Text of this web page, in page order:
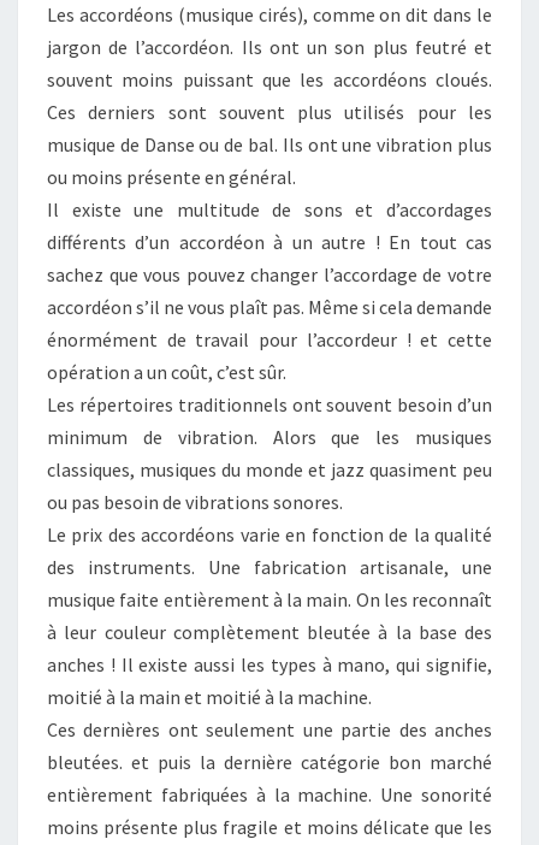
Les accordéons (musique cirés), comme on dit dans le
jargon de l’accordéon. Ils ont un son plus feutré et
souvent moins puissant que les accordéons cloués.
Ces derniers sont souvent plus utilisés pour les
musique de Danse ou de bal. Ils ont une vibration plus
ou moins présente en général.
Il existe une multitude de sons et d’accordages
différents d’un accordéon à un autre ! En tout cas
sachez que vous pouvez changer l’accordage de votre
accordéon s’il ne vous plaît pas. Même si cela demande
énormément de travail pour l’accordeur ! et cette
opération a un coût, c’est sûr.
Les répertoires traditionnels ont souvent besoin d’un
minimum de vibration. Alors que les musiques
classiques, musiques du monde et jazz quasiment peu
ou pas besoin de vibrations sonores.
Le prix des accordéons varie en fonction de la qualité
des instruments. Une fabrication artisanale, une
musique faite entièrement à la main. On les reconnaît
à leur couleur complètement bleutée à la base des
anches ! Il existe aussi les types à mano, qui signifie,
moitié à la main et moitié à la machine.
Ces dernières ont seulement une partie des anches
bleutées. et puis la dernière catégorie bon marché
entièrement fabriquées à la machine. Une sonorité
moins présente plus fragile et moins délicate que les